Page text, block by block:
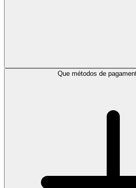
Que métodos de